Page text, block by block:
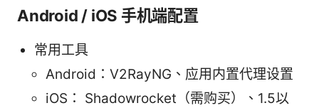
Android / iOS 手机端配置
常用工具
Android：V2RayNG、应用内置代理设置
iOS： Shadowrocket（需购买）、1.5以